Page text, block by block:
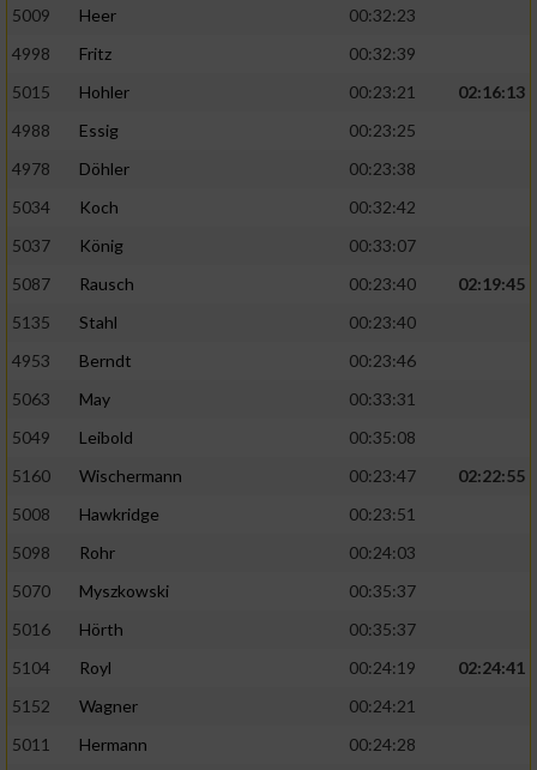
5009
Heer
00:32:23
4998
Fritz
00:32:39
5015
Hohler 00:23:21
02:16:13
4988
Essig
00:23:25
4978
Döhler
00:23:38
5034
Koch
00:32:42
5037
König
00:33:07
5087
Rausch 00:23:40
02:19:45
5135
Stahl
00:23:40
4953
Berndt
00:23:46
5063
May
00:33:31
5049
Leibold
00:35:08
5160
Wischermann 00:23:47
02:22:55
5008
Hawkridge
00:23:51
5098
Rohr
00:24:03
5070
Myszkowski
00:35:37
5016
Hörth
00:35:37
5104
Royl 00:24:19
02:24:41
5152
Wagner
00:24:21
5011
Hermann 00:24:28